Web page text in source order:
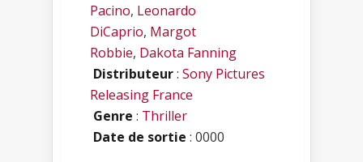
Pacino, Leonardo
DiCaprio, Margot
Robbie, Dakota Fanning
Distributeur: Sony Pictures
Releasing France
Genre : Thriller
Date de sortie : 0000